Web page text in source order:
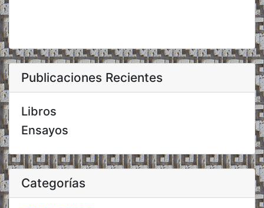
Publicaciones Recientes
Libros
Ensayos
Categorías